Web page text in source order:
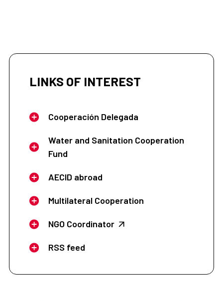
LINKS OF INTEREST
Cooperación Delegada
Water and Sanitation Cooperation
Fund
AECID abroad
Multilateral Cooperation
NGO Coordinator
RSS feed